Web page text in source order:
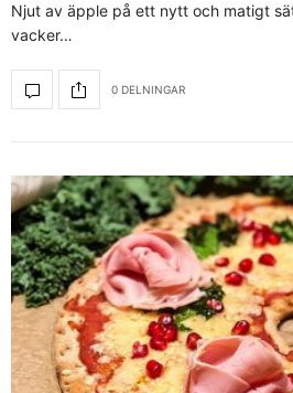
Njut av äpple på ett nytt och matigt
vacker…
0 DELNINGAR